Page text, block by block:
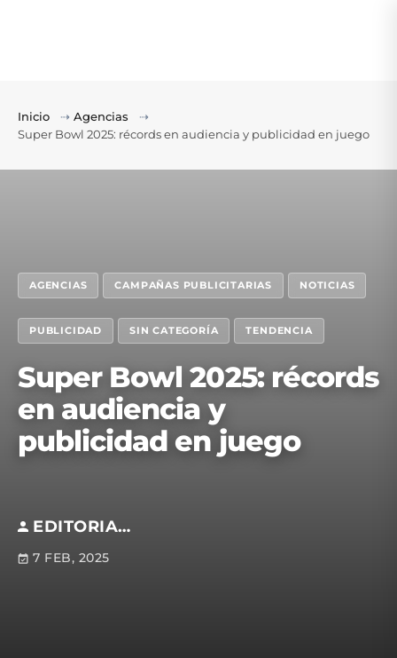
Inicio ⇢ Agencias
⇢
Super Bowl 2025: récords en audiencia y publicidad en juego
AGENCIAS CAMPAÑAS PUBLICITARIAS NOTICIAS
PUBLICIDAD SIN CATEGORÍA TENDENCIA
Super Bowl 2025: récords
en audiencia y
publicidad en juego
EDITORIAL S.M
7 FEB, 2025